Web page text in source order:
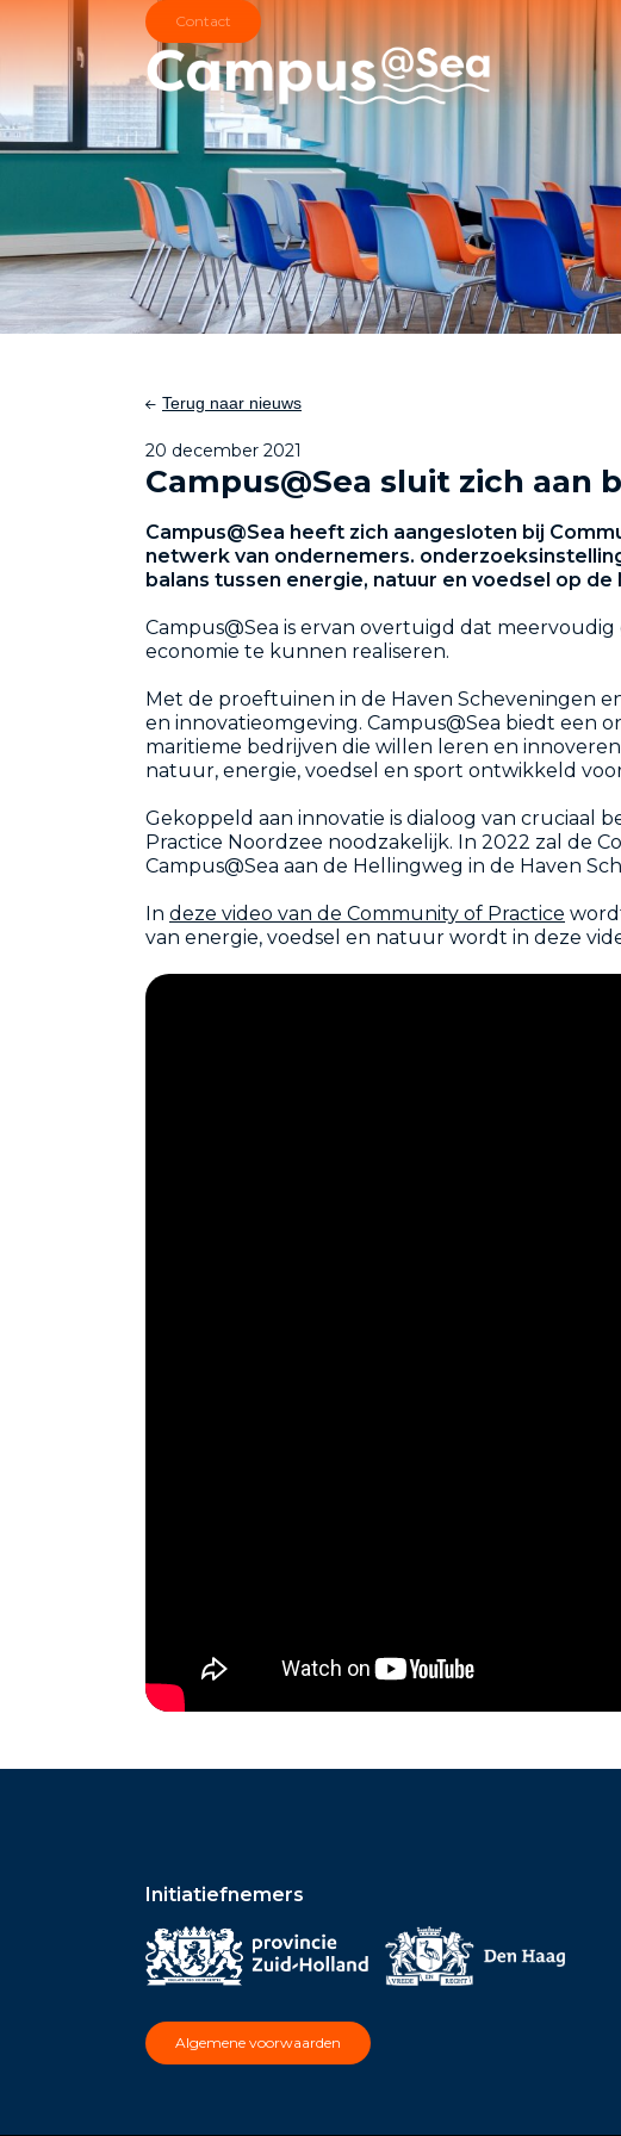
Skip and go to content
Directly to navigation
Terug naar nieuws
20 december 2021
Campus@Sea sluit zich aan
Campus@Sea heeft zich aangesloten bij
netwerk van ondernemers.
balans tussen energie, natuur en voedsel op
Campus@Sea is ervan overtuigd dat
economie te kunnen realiseren.
Met de proeftuinen in de Haven Scheveningen
en innovatieomgeving. Campus@Sea biedt een
maritieme bedrijven die willen leren en
natuur, energie, voedsel en sport ontwikkeld
Gekoppeld aan innovatie is dialoog van cruciaal
Practice Noordzee noodzakelijk. In 2022 zal de
Campus@Sea aan de Hellingweg in de Haven
In deze video van de Community of Practice
van energie, voedsel en natuur wordt in deze
Initiatiefnemers
Algemene voorwaarden